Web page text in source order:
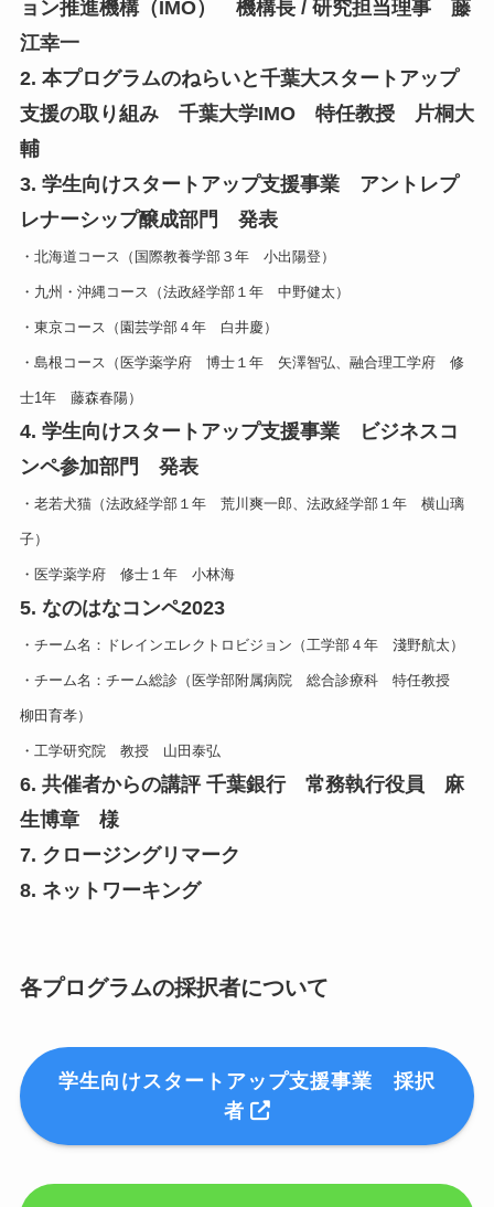
ョン推進機構（IMO） 機構長 / 研究担当理事 藤
江幸一
2. 本プログラムのねらいと千葉大スタートアップ
支援の取り組み 千葉大学IMO 特任教授 片桐大
輔
3. 学生向けスタートアップ支援事業 アントレプ
レナーシップ醸成部門 発表
・北海道コース（国際教養学部３年 小出陽登）
・九州・沖縄コース（法政経学部１年 中野健太）
・東京コース（園芸学部４年 白井慶）
・島根コース（医学薬学府 博士１年 矢澤智弘、融合理工学府 修
士1年 藤森春陽）
4. 学生向けスタートアップ支援事業 ビジネスコ
ンペ参加部門 発表
・老若犬猫（法政経学部１年 荒川爽一郎、法政経学部１年 横山璃
子）
・医学薬学府 修士１年 小林海
5. なのはなコンペ2023
・チーム名：ドレインエレクトロビジョン（工学部４年 淺野航太）
・チーム名：チーム総診（医学部附属病院 総合診療科 特任教授
柳田育孝）
・工学研究院 教授 山田泰弘
6. 共催者からの講評 千葉銀行 常務執行役員 麻
生博章 様
7. クロージングリマーク
8. ネットワーキング
各プログラムの採択者について
学生向けスタートアップ支援事業 採択
者